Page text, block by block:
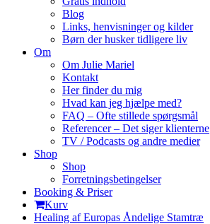
Blog
Links, henvisninger og kilder
Børn der husker tidligere liv
Om
Om Julie Mariel
Kontakt
Her finder du mig
Hvad kan jeg hjælpe med?
FAQ – Ofte stillede spørgsmål
Referencer – Det siger klienterne
TV / Podcasts og andre medier
Shop
Shop
Forretningsbetingelser
Booking & Priser
Kurv
Healing af Europas Åndelige Stamtræ